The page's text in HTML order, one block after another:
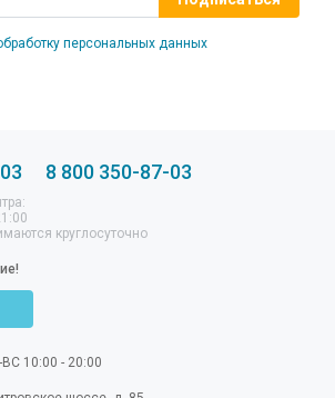
персональных данных
8 800 350-87-03
круглосуточно
10:00 - 20:00